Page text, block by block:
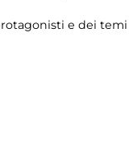
e dei